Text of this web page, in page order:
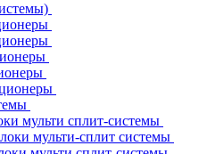
мульти сплит-системы
мульти-сплит системы